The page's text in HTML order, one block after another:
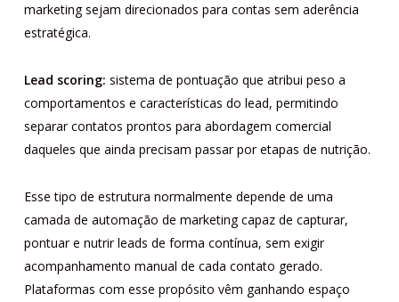
marketing sejam direcionados para contas sem aderência
estratégica.
Lead scoring: sistema de pontuação que atribui peso a
comportamentos e características do lead, permitindo
separar contatos prontos para abordagem comercial
daqueles que ainda precisam passar por etapas de nutrição.
Esse tipo de estrutura normalmente depende de uma
camada de automação de marketing capaz de capturar,
pontuar e nutrir leads de forma contínua, sem exigir
acompanhamento manual de cada contato gerado.
Plataformas com esse propósito vêm ganhando espaço